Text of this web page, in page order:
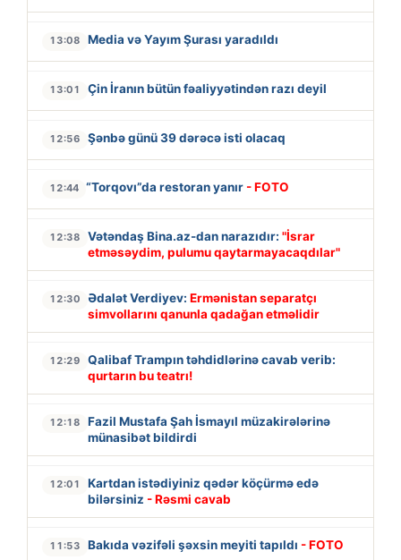
13:08 Media və Yayım Şurası yaradıldı
13:01 Çin İranın bütün fəaliyyətindən razı deyil
12:56 Şənbə günü 39 dərəcə isti olacaq
12:44 “Torqovı”da restoran yanır - FOTO
12:38 Vətəndaş Bina.az-dan narazıdır: "İsrar
etməsəydim, pulumu qaytarmayacaqdılar"
12:30 Ədalət Verdiyev: Ermənistan separatçı
simvollarını qanunla qadağan etməlidir
12:29
Qalibaf Trampın təhdidlərinə cavab verib:
qurtarın bu teatrı!
12:18
Fazil Mustafa Şah İsmayıl müzakirələrinə
münasibət bildirdi
12:01
Kartdan istədiyiniz qədər köçürmə edə
bilərsiniz - Rəsmi cavab
11:53 Bakıda vəzifəli şəxsin meyiti tapıldı - FOTO